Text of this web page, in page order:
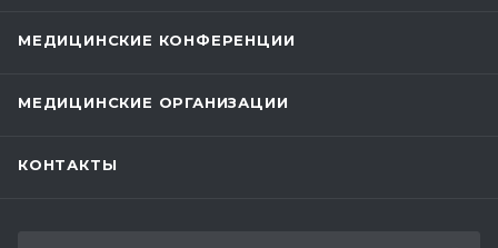
МЕДИЦИНСКИЕ КОНФЕРЕНЦИИ
МЕДИЦИНСКИЕ ОРГАНИЗАЦИИ
КОНТАКТЫ